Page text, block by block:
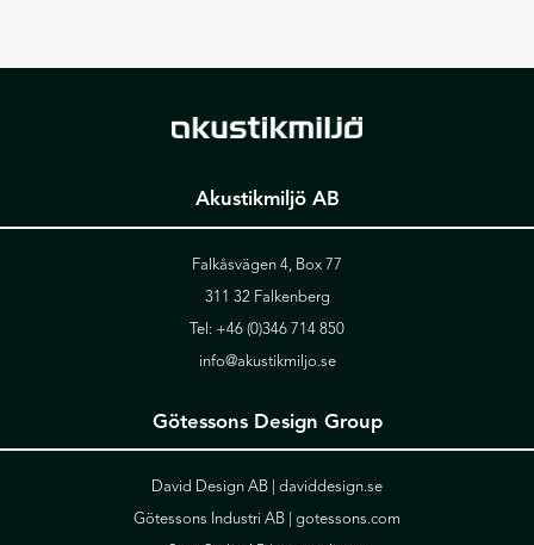
Akustikmiljö AB
Falkåsvägen 4, Box 77
311 32 Falkenberg
Tel: +46 (0)346 714 850
info@akustikmiljo.se
Götessons Design Group
David Design AB | daviddesign.se
Götessons Industri AB | gotessons.com